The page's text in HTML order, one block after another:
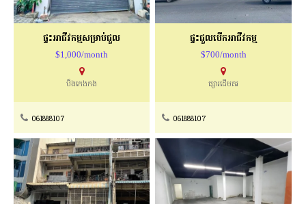
ផ្ទះអាជីវកម្ម​សម្រាប់ជួល
$1,000/month
បឹងកេងកង
061888107
ផ្ទះជួលបើកអាជីវកម្ម
$700/month
ផ្សារដើមគរ
061888107